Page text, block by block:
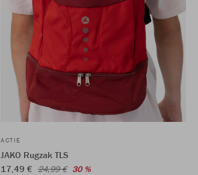
ACTIE
JAKO Rugzak TLS
17,49 € 24,99 € 30 %